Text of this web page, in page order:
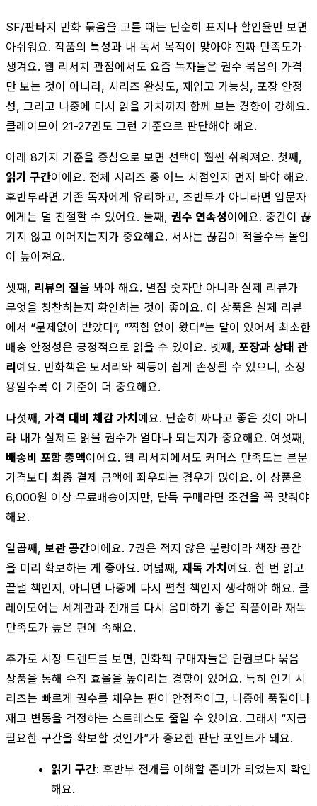
SF/판타지 만화 묶음을 고를 때는 단순히 표지나 할인율만 보면
아쉬워요. 작품의 특성과 내 독서 목적이 맞아야 진짜 만족도가
생겨요. 웹 리서치 관점에서도 요즘 독자들은 권수 묶음의 가격
만 보는 것이 아니라, 시리즈 완성도, 재입고 가능성, 포장 안정
성, 그리고 나중에 다시 읽을 가치까지 함께 보는 경향이 강해요.
클레이모어 21-27권도 그런 기준으로 판단해야 해요.
아래 8가지 기준을 중심으로 보면 선택이 훨씬 쉬워져요. 첫째,
읽기 구간이에요. 전체 시리즈 중 어느 시점인지 먼저 봐야 해요.
후반부라면 기존 독자에게 유리하고, 초반부가 아니라면 입문자
에게는 덜 친절할 수 있어요. 둘째, 권수 연속성이에요. 중간이 끊
기지 않고 이어지는지가 중요해요. 서사는 끊김이 적을수록 몰입
이 높아져요.
셋째, 리뷰의 질을 봐야 해요. 별점 숫자만 아니라 실제 리뷰가
무엇을 칭찬하는지 확인하는 것이 좋아요. 이 상품은 실제 리뷰
에서 “문제없이 받았다”, “찍힘 없이 왔다”는 말이 있어서 최소한
배송 안정성은 긍정적으로 읽을 수 있어요. 넷째, 포장과 상태 관
리예요. 만화책은 모서리와 책등이 쉽게 손상될 수 있으니, 소장
용일수록 이 기준이 더 중요해요.
다섯째, 가격 대비 체감 가치예요. 단순히 싸다고 좋은 것이 아니
라 내가 실제로 읽을 권수가 얼마나 되는지가 중요해요. 여섯째,
배송비 포함 총액이에요. 웹 리서치에서도 커머스 만족도는 본문
가격보다 최종 결제 금액에 좌우되는 경우가 많아요. 이 상품은
6,000원 이상 무료배송이지만, 단독 구매라면 조건을 꼭 맞춰야
해요.
일곱째, 보관 공간이에요. 7권은 적지 않은 분량이라 책장 공간
을 미리 확보하는 게 좋아요. 여덟째, 재독 가치예요. 한 번 읽고
끝낼 책인지, 아니면 나중에 다시 펼칠 책인지 생각해야 해요. 클
레이모어는 세계관과 전개를 다시 음미하기 좋은 작품이라 재독
만족도가 높은 편에 속해요.
추가로 시장 트렌드를 보면, 만화책 구매자들은 단권보다 묶음
상품을 통해 수집 효율을 높이려는 경향이 있어요. 특히 인기 시
리즈는 빠르게 권수를 채우는 편이 안정적이고, 나중에 품절이나
재고 변동을 걱정하는 스트레스도 줄일 수 있어요. 그래서 “지금
필요한 구간을 확보할 것인가”가 중요한 판단 포인트가 돼요.
읽기 구간: 후반부 전개를 이해할 준비가 되었는지 확인
해요.